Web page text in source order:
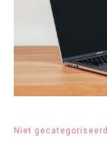
Niet gecategoriseerd